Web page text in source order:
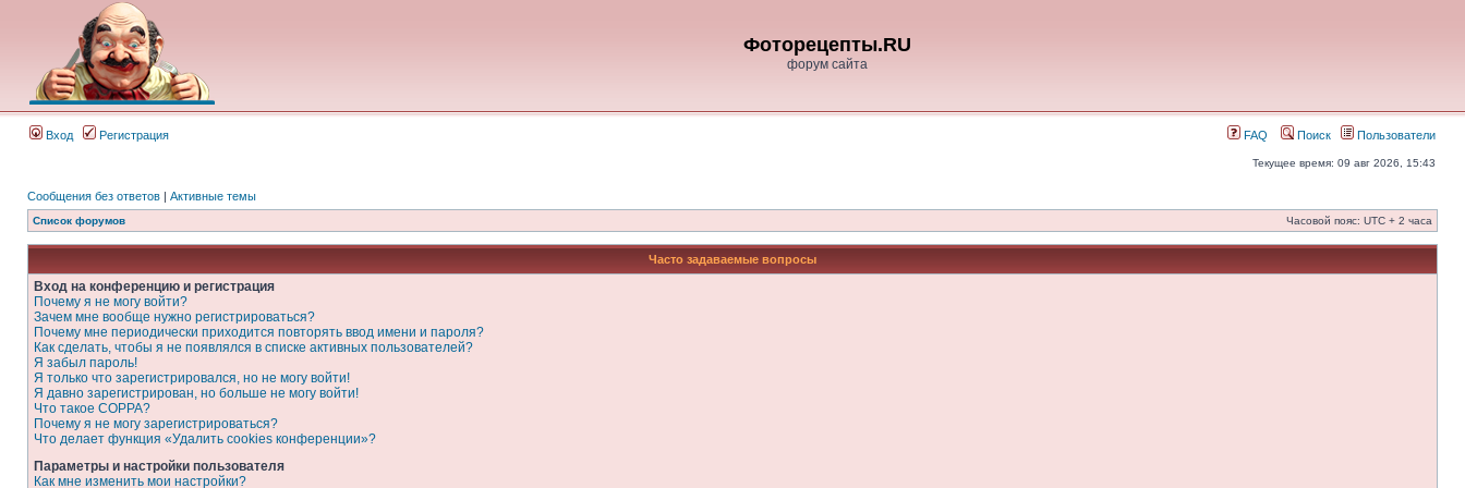
Фоторецепты.RU
форум сайта
Вход Регистрация FAQ Поиск Пользователи
Текущее время: 09 авг 2026, 15:43
Сообщения без ответов | Активные темы
Список форумов Часовой пояс: UTC + 2 часа
Часто задаваемые вопросы
Вход на конференцию и регистрация
Почему я не могу войти?
Зачем мне вообще нужно регистрироваться?
Почему мне периодически приходится повторять ввод имени и пароля?
Как сделать, чтобы я не появлялся в списке активных пользователей?
Я забыл пароль!
Я только что зарегистрировался, но не могу войти!
Я давно зарегистрирован, но больше не могу войти!
Что такое COPPA?
Почему я не могу зарегистрироваться?
Что делает функция «Удалить cookies конференции»?
Параметры и настройки пользователя
Как мне изменить мои настройки?